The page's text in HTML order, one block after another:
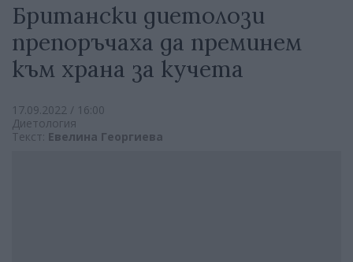
Британски диетолози
препоръчаха да преминем
към храна за кучета
17.09.2022 / 16:00
Диетология
Текст: Евелина Георгиева